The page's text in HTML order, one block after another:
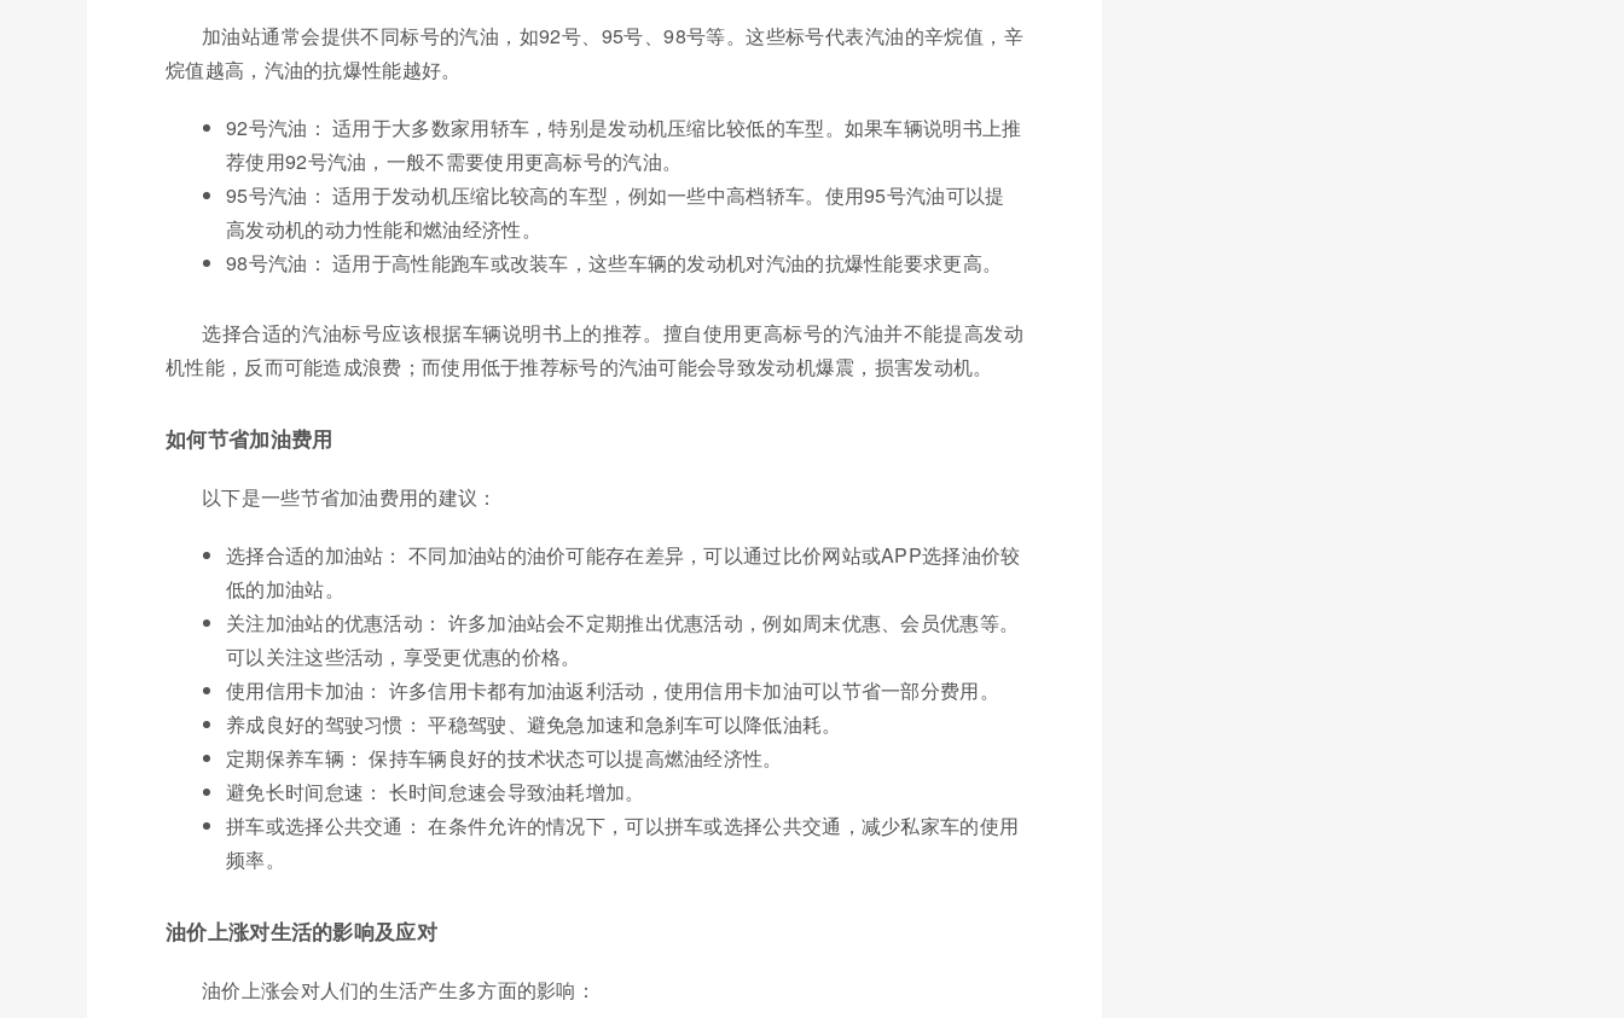
加油站通常会提供不同标号的汽油，如92号、95号、98号等。这些标号代表汽油的辛烷值，辛
烷值越高，汽油的抗爆性能越好。
92号汽油： 适用于大多数家用轿车，特别是发动机压缩比较低的车型。如果车辆说明书上推
荐使用92号汽油，一般不需要使用更高标号的汽油。
95号汽油： 适用于发动机压缩比较高的车型，例如一些中高档轿车。使用95号汽油可以提
高发动机的动力性能和燃油经济性。
98号汽油： 适用于高性能跑车或改装车，这些车辆的发动机对汽油的抗爆性能要求更高。
选择合适的汽油标号应该根据车辆说明书上的推荐。擅自使用更高标号的汽油并不能提高发动
机性能，反而可能造成浪费；而使用低于推荐标号的汽油可能会导致发动机爆震，损害发动机。
如何节省加油费用
以下是一些节省加油费用的建议：
选择合适的加油站： 不同加油站的油价可能存在差异，可以通过比价网站或APP选择油价较
低的加油站。
关注加油站的优惠活动： 许多加油站会不定期推出优惠活动，例如周末优惠、会员优惠等。
可以关注这些活动，享受更优惠的价格。
使用信用卡加油： 许多信用卡都有加油返利活动，使用信用卡加油可以节省一部分费用。
养成良好的驾驶习惯： 平稳驾驶、避免急加速和急刹车可以降低油耗。
定期保养车辆： 保持车辆良好的技术状态可以提高燃油经济性。
避免长时间怠速： 长时间怠速会导致油耗增加。
拼车或选择公共交通： 在条件允许的情况下，可以拼车或选择公共交通，减少私家车的使用
频率。
油价上涨对生活的影响及应对
油价上涨会对人们的生活产生多方面的影响：